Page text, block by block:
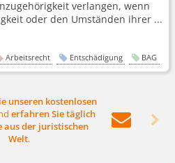
verlangen, wenn
oder den Umständen ihrer ...
Arbeitsrecht Entschädigung BAG
unseren kostenlosen
erfahren Sie täglich
aus der juristischen
Welt.
 